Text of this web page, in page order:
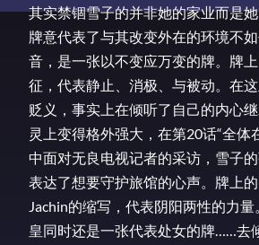
其实禁锢雪子的并非她的家业而是
牌意代表了与其改变外在的环境不
音，是一张以不变应万变的牌。牌
征，代表静止、消极、与被动。在
贬义，事实上在倾听了自己的内心
灵上变得格外强大，在第20话“全体
中面对无良电视记者的采访，雪子
表达了想要守护旅馆的心声。牌上
Jachin的缩写，代表阴阳两性的力
皇同时还是一张代表处女的牌……去